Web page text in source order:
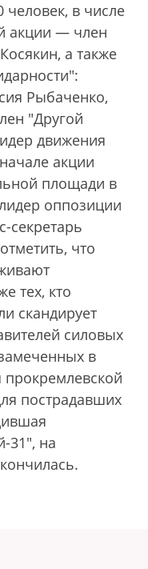
в числе
акции — член
а также
Рыбаченко,
"Другой
движения
акции
площади в
оппозиции
секретарь
что
тех, кто
скандирует
силовых
в
пострадавших
31", на